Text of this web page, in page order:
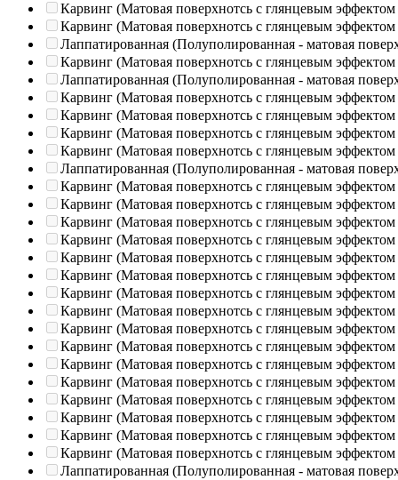
Карвинг (Матовая поверхнотсь с глянцевым эффектом
Карвинг (Матовая поверхнотсь с глянцевым эффектом
Лаппатированная (Полуполированная - матовая
Карвинг (Матовая поверхнотсь с глянцевым эффектом
Лаппатированная (Полуполированная - матовая
Карвинг (Матовая поверхнотсь с глянцевым эффектом
Карвинг (Матовая поверхнотсь с глянцевым эффектом
Карвинг (Матовая поверхнотсь с глянцевым эффектом
Карвинг (Матовая поверхнотсь с глянцевым эффектом
Лаппатированная (Полуполированная - матовая
Карвинг (Матовая поверхнотсь с глянцевым эффектом
Карвинг (Матовая поверхнотсь с глянцевым эффектом
Карвинг (Матовая поверхнотсь с глянцевым эффектом
Карвинг (Матовая поверхнотсь с глянцевым эффектом
Карвинг (Матовая поверхнотсь с глянцевым эффектом
Карвинг (Матовая поверхнотсь с глянцевым эффектом
Карвинг (Матовая поверхнотсь с глянцевым эффектом
Карвинг (Матовая поверхнотсь с глянцевым эффектом
Карвинг (Матовая поверхнотсь с глянцевым эффектом
Карвинг (Матовая поверхнотсь с глянцевым эффектом
Карвинг (Матовая поверхнотсь с глянцевым эффектом
Карвинг (Матовая поверхнотсь с глянцевым эффектом
Карвинг (Матовая поверхнотсь с глянцевым эффектом
Карвинг (Матовая поверхнотсь с глянцевым эффектом
Карвинг (Матовая поверхнотсь с глянцевым эффектом
Карвинг (Матовая поверхнотсь с глянцевым эффектом
Лаппатированная (Полуполированная - матовая